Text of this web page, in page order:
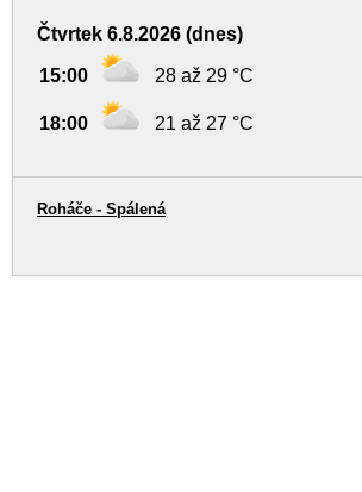
Čtvrtek 6.8.2026 (dnes)
15:00 28 až 29 °C
18:00 21 až 27 °C
Roháče - Spálená